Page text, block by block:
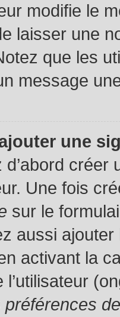
modifie le
laisser une
que les
message
une
d’abord
Une fois
sur le
aussi
activant la
l’utilisateur
préférences